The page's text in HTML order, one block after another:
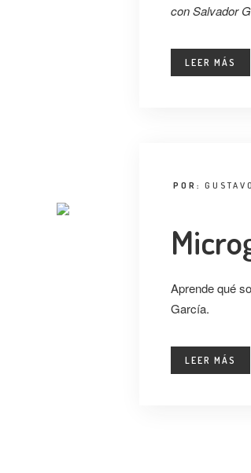
con Salvador
LEER MÁS
POR:
Aprende qué
García.
LEER MÁS